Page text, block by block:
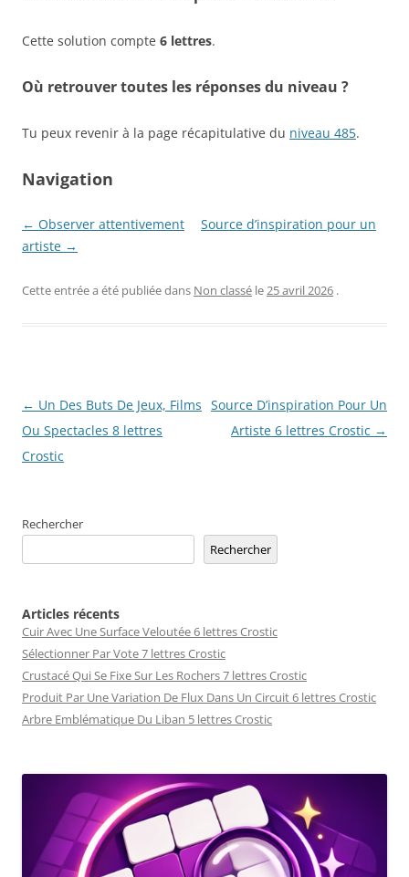
Cette solution compte 6 lettres.
Où retrouver toutes les réponses du niveau ?
Tu peux revenir à la page récapitulative du niveau 485.
Navigation
← Observer attentivement
Source d’inspiration pour un
artiste →
Cette entrée a été publiée dans Non classé le25 avril 2026 .
Navigation
des
articles
← Un Des Buts De Jeux, Films
Ou Spectacles 8 lettres
Crostic
Source D’inspiration Pour Un
Artiste 6 lettres Crostic →
Rechercher
Rechercher
Articles récents
Cuir Avec Une Surface Veloutée 6 lettres Crostic
Sélectionner Par Vote 7 lettres Crostic
Crustacé Qui Se Fixe Sur Les Rochers 7 lettres Crostic
Produit Par Une Variation De Flux Dans Un Circuit 6 lettres Crostic
Arbre Emblématique Du Liban 5 lettres Crostic